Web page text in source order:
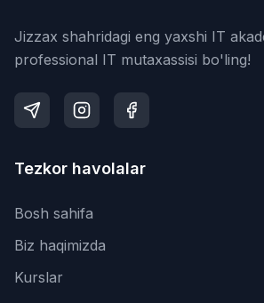
Jizzax shahridagi eng yaxshi IT
professional IT mutaxassisi bo'ling!
Tezkor havolalar
Bosh sahifa
Biz haqimizda
Kurslar